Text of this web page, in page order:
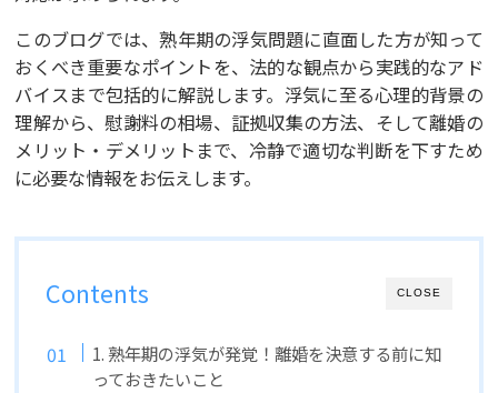
このブログでは、熟年期の浮気問題に直面した方が知って
おくべき重要なポイントを、法的な観点から実践的なアド
バイスまで包括的に解説します。浮気に至る心理的背景の
理解から、慰謝料の相場、証拠収集の方法、そして離婚の
メリット・デメリットまで、冷静で適切な判断を下すため
に必要な情報をお伝えします。
CLOSE
Contents
1. 熟年期の浮気が発覚！離婚を決意する前に知
っておきたいこと